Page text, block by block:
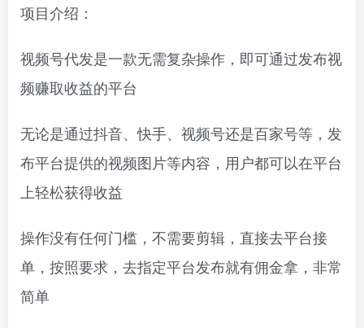
项目介绍：
视频号代发是一款无需复杂操作，即可通过发布视
频赚取收益的平台
无论是通过抖音、快手、视频号还是百家号等，发
布平台提供的视频图片等内容，用户都可以在平台
上轻松获得收益
操作没有任何门槛，不需要剪辑，直接去平台接
单，按照要求，去指定平台发布就有佣金拿，非常
简单